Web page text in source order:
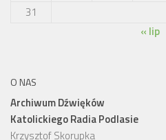
31
« lip
O NAS
Archiwum Dźwięków
Katolickiego Radia Podlasie
Krzysztof Skorupka